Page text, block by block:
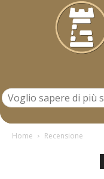
Home Recensione